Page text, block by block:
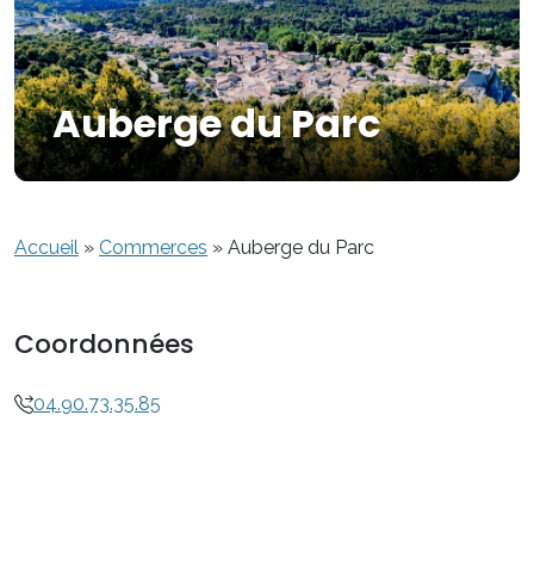
Auberge du Parc
Accueil » Commerces » Auberge du Parc
Coordonnées
04.90.73.35.85